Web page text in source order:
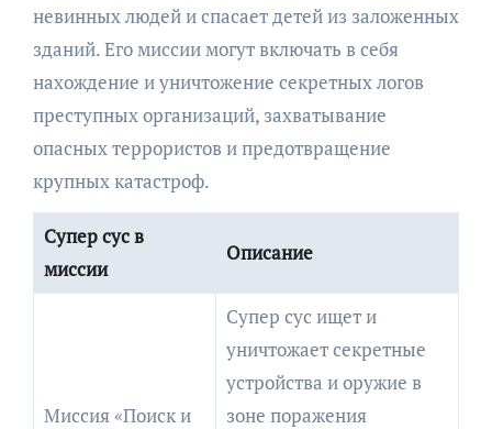
невинных людей и спасает детей из заложенных
зданий. Его миссии могут включать в себя
нахождение и уничтожение секретных логов
преступных организаций, захватывание
опасных террористов и предотвращение
крупных катастроф.
Супер сус в
миссии
Описание
Миссия «Поиск и
Супер сус ищет и
уничтожает секретные
устройства и оружие в
зоне поражения